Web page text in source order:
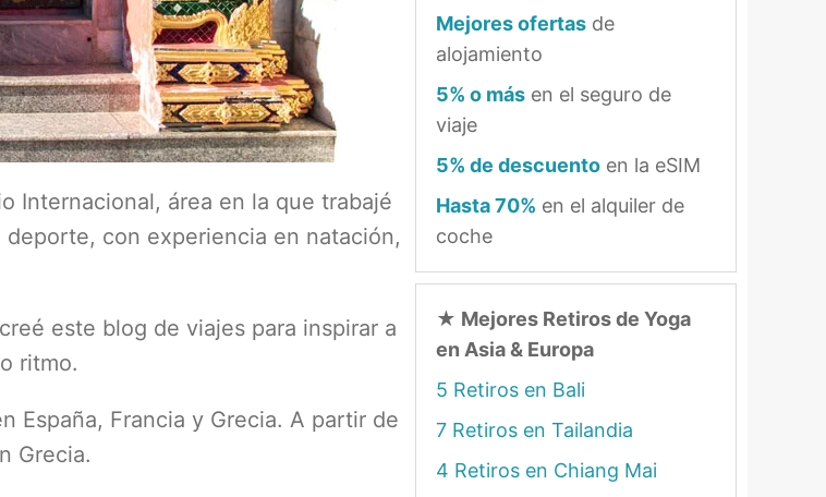
Internacional, área en la que trabajé
con experiencia en natación,
este blog de viajes para inspirar a
ritmo.
España, Francia y Grecia. A partir de
Grecia.
Mejores ofertas de
alojamiento
5% o más en el seguro de
viaje
5% de descuento en la eSIM
Hasta 70% en el alquiler de
coche
★ Mejores Retiros de Yoga
en Asia & Europa
5 Retiros en Bali
7 Retiros en Tailandia
4 Retiros en Chiang Mai